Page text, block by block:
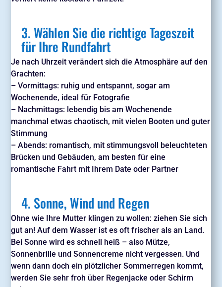
3. Wählen Sie die richtige Tageszeit
für Ihre Rundfahrt
Je nach Uhrzeit verändert sich die Atmosphäre auf den
Grachten:
– Vormittags: ruhig und entspannt, sogar am
Wochenende, ideal für Fotografie
– Nachmittags: lebendig bis am Wochenende
manchmal etwas chaotisch, mit vielen Booten und guter
Stimmung
– Abends: romantisch, mit stimmungsvoll beleuchteten
Brücken und Gebäuden, am besten für eine
romantische Fahrt mit Ihrem Date oder Partner
4. Sonne, Wind und Regen
Ohne wie Ihre Mutter klingen zu wollen: ziehen Sie sich
gut an! Auf dem Wasser ist es oft frischer als an Land.
Bei Sonne wird es schnell heiß – also Mütze,
Sonnenbrille und Sonnencreme nicht vergessen. Und
wenn dann doch ein plötzlicher Sommerregen kommt,
werden Sie sehr froh über Regenjacke oder Schirm